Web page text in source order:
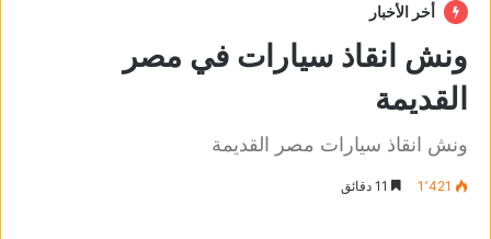
أخر الأخبار
ونش انقاذ سيارات في مصر
القديمة
ونش انقاذ سيارات مصر القديمة
1٬421